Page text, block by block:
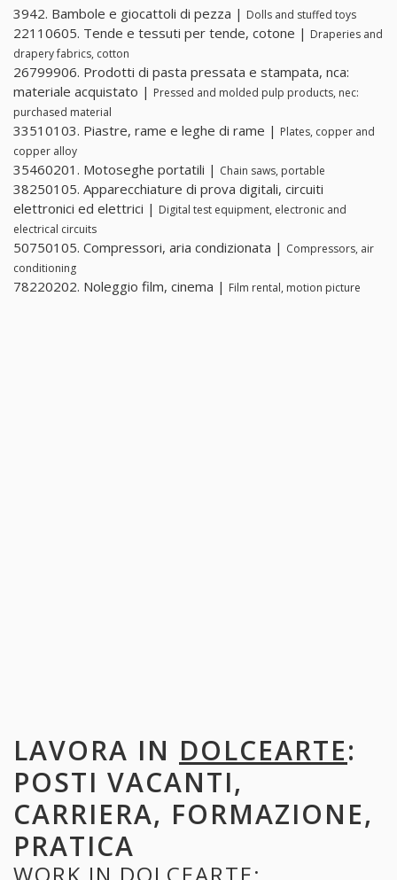
3942. Bambole e giocattoli di pezza | Dolls and stuffed toys
22110605. Tende e tessuti per tende, cotone | Draperies and
drapery fabrics, cotton
26799906. Prodotti di pasta pressata e stampata, nca:
materiale acquistato | Pressed and molded pulp products, nec:
purchased material
33510103. Piastre, rame e leghe di rame | Plates, copper and
copper alloy
35460201. Motoseghe portatili | Chain saws, portable
38250105. Apparecchiature di prova digitali, circuiti
elettronici ed elettrici | Digital test equipment, electronic and
electrical circuits
50750105. Compressori, aria condizionata | Compressors, air
conditioning
78220202. Noleggio film, cinema | Film rental, motion picture
LAVORA IN DOLCEARTE:
POSTI VACANTI,
CARRIERA, FORMAZIONE,
PRATICA
WORK IN DOLCEARTE: